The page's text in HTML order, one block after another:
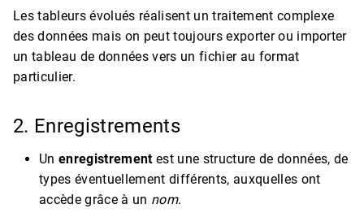
Les tableurs évolués réalisent un traitement complexe
des données mais on peut toujours exporter ou importer
un tableau de données vers un fichier au format
particulier.
2. Enregistrements
Un enregistrementest une structure de données, de
types éventuellement différents, auxquelles ont
accède grâce à un nom.